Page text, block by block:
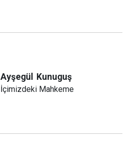
Ayşegül Kunuguş
İçimizdeki Mahkeme